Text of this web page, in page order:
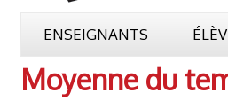
ENSEIGNANTS
Moyenne du